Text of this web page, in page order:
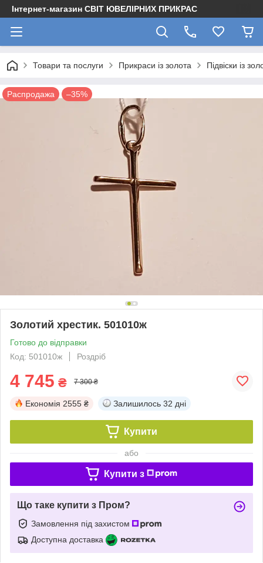
Інтернет-магазин СВІТ ЮВЕЛІРНИХ ПРИКРАС
Товари та послуги Прикраси із золота Підвіски із
Распродажа –35%
Золотий хрестик. 501010ж
Готово до відправки
Код: 501010ж
Роздріб
4 745 ₴ 7 300 ₴
Економія 2555 ₴ Залишилось 32 дні
Купити
або
Купити з
Що таке купити з Пром?
Замовлення під захистом
Доступна доставка